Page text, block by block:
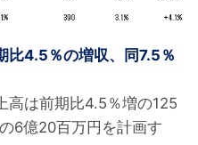
比4.5％の増収、同7.5％
高は前期比4.5％増の125
6億20百万円を計画す